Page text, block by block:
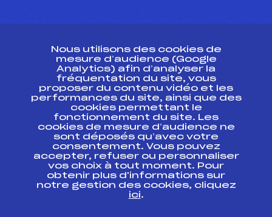
ESPACE PRESSE
Ressources
Pass’Neige
Projet sportif fédéral
Projet de performance fédéral
Antidopage
Pôle Développement, Formation, Suivi
Scientifique
Listes ministérielles
Pôle vie de l’athlète
Nous utilisons des cookies de
mesure d’audience (Google
Analytics) afin d’analyser la
fréquentation du site, vous
proposer du contenu vidéo et les
performances du site, ainsi que des
cookies permettant le
fonctionnement du site. Les
cookies de mesure d’audience ne
sont déposés qu’avec votre
consentement. Vous pouvez
accepter, refuser ou personnaliser
vos choix à tout moment. Pour
obtenir plus d'informations sur
notre gestion des cookies, cliquez
ici.